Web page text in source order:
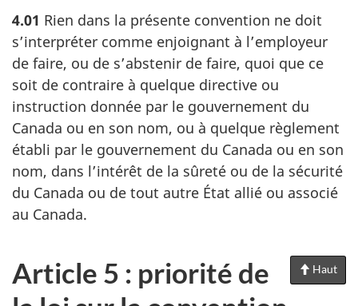
4.01 Rien dans la présente convention ne doit
s’interpréter comme enjoignant à l’employeur
de faire, ou de s’abstenir de faire, quoi que ce
soit de contraire à quelque directive ou
instruction donnée par le gouvernement du
Canada ou en son nom, ou à quelque règlement
établi par le gouvernement du Canada ou en son
nom, dans l’intérêt de la sûreté ou de la sécurité
du Canada ou de tout autre État allié ou associé
au Canada.
Haut
la
Article 5 : priorité de